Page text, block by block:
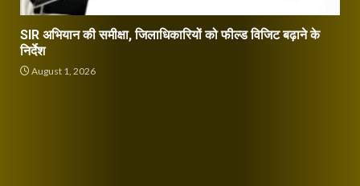
SIR अभियान की समीक्षा, जिलाधिकारियों को फील्ड विजिट बढ़ाने के
निर्देश
August 1, 2026